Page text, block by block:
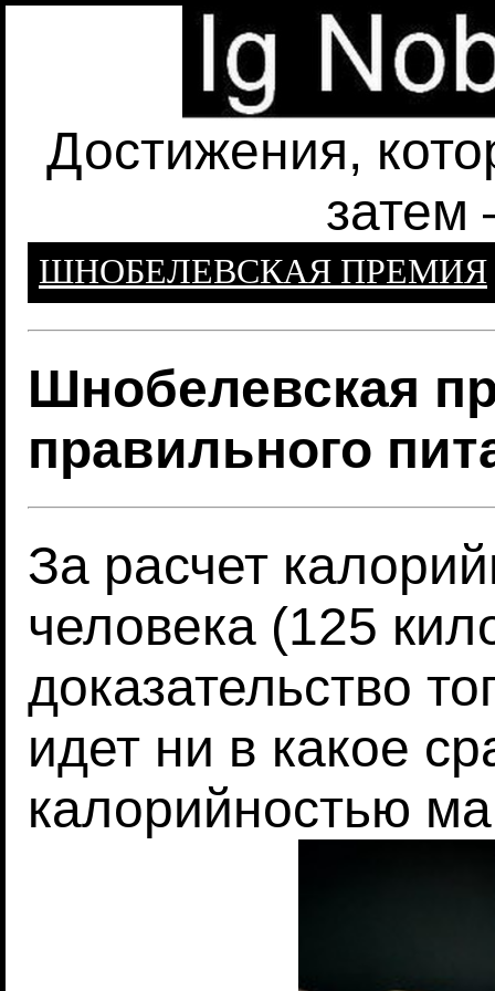
Достижения,
затем
ШНОБЕЛЕВСКАЯ ПРЕМИЯ
Шнобелевская
правильного
За расчет
человека (125
доказательство
идет ни в какое
калорийностью